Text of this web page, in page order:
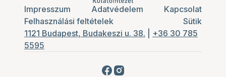
Impresszum Adatvédelem
Kapcsolat
Felhasználási feltételek
Sütik
1121 Budapest, Budakeszi u. 38.
+36 30 785
5595